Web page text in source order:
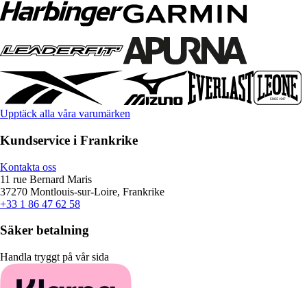
Upptäck alla våra varumärken
Kundservice i Frankrike
Kontakta oss
11 rue Bernard Maris
37270 Montlouis-sur-Loire, Frankrike
+33 1 86 47 62 58
Säker betalning
Handla tryggt på vår sida